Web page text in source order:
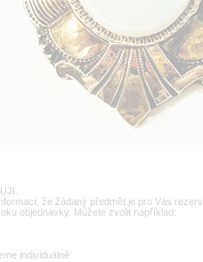
že žádaný předmět je pro Vás
objednávky. Můžete zvolit například:
individuálně